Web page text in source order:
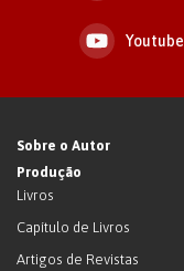
Youtube
Sobre o Autor
Produção
Livros
Capítulo de Livros
Artigos de Revistas